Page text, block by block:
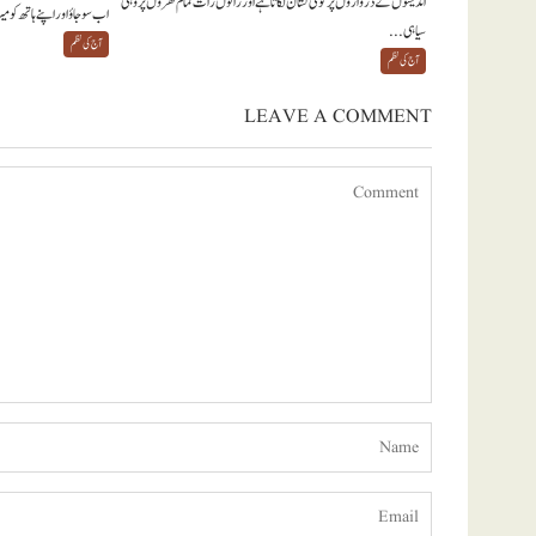
سیاہی...
آج کی نظم
اب سو جاؤ اور اپنے ہاتھ
آج کی نظم
LEAVE A COMMENT